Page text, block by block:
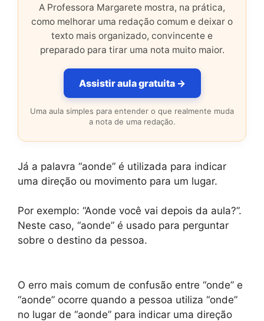
A Professora Margarete mostra, na prática,
como melhorar uma redação comum e deixar o
texto mais organizado, convincente e
preparado para tirar uma nota muito maior.
Assistir aula gratuita →
Uma aula simples para entender o que realmente muda
a nota de uma redação.
Já a palavra “aonde” é utilizada para indicar
uma direção ou movimento para um lugar.
Por exemplo: “Aonde você vai depois da aula?”.
Neste caso, “aonde” é usado para perguntar
sobre o destino da pessoa.
O erro mais comum de confusão entre “onde” e
“aonde” ocorre quando a pessoa utiliza “onde”
no lugar de “aonde” para indicar uma direção